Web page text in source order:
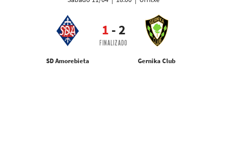
SD Amorebieta
1 - 2
FINALIZADO
Gernika Club